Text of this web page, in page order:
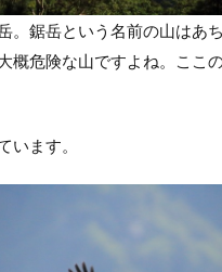
。鋸岳という名前の山はあ
概危険な山ですよね。ここ
います。